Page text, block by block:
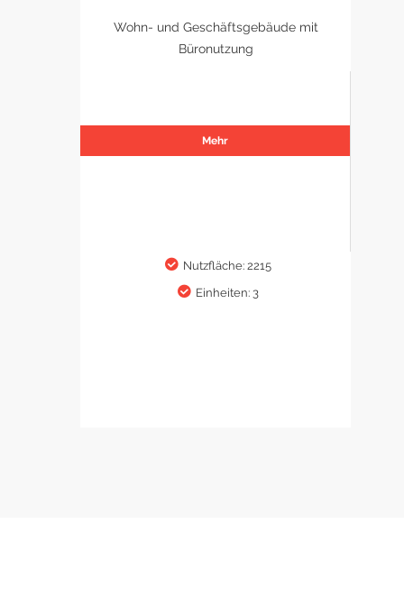
Wohn- und Geschäftsgebäude mit
Büronutzung
Mehr
Nutzfläche: 2215
Einheiten: 3